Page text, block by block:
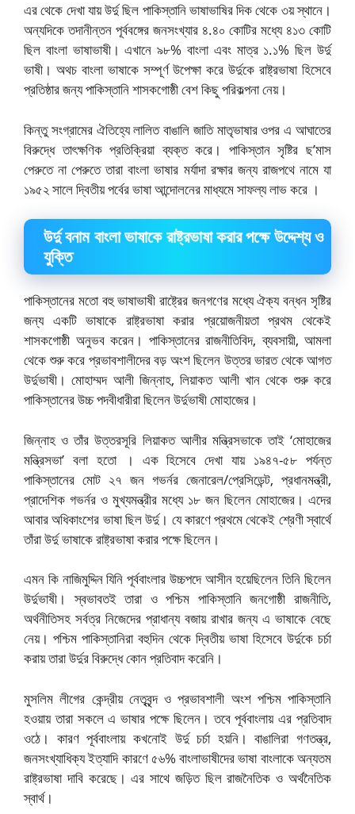
এর থেকে দেখা যায় উর্দু ছিল পাকিস্তানি ভাষাভাষির দিক থেকে ৩য় স্থানে।
অন্যদিকে তদানীন্তন পূর্ববঙ্গের জনসংখ্যার ৪.৪০ কোটির মধ্যে ৪১৩ কোটি
ছিল বাংলা ভাষাভাষী। এখানে ৯৮% বাংলা এবং মাত্র ১.১% ছিল উর্দু
ভাষী। অথচ বাংলা ভাষাকে সম্পূর্ণ উপেক্ষা করে উর্দুকে রাষ্ট্রভাষা হিসেবে
প্রতিষ্ঠার জন্য পাকিস্তানি শাসকগোষ্ঠী বেশ কিছু পরিকল্পনা নেয়।
কিন্তু সংগ্রামের ঐতিহ্যে লালিত বাঙালি জাতি মাতৃভাষার ওপর এ আঘাতের
বিরুদ্ধে তাৎক্ষণিক প্রতিক্রিয়া ব্যক্ত করে। পাকিস্তান সৃষ্টির ছ’মাস
পেরুতে না পেরুতে তারা বাংলা ভাষার মর্যাদা রক্ষার জন্য রাজপথে নামে যা
১৯৫২ সালে দ্বিতীয় পর্বের ভাষা আন্দোলনের মাধ্যমে সাফল্য লাভ করে ।
উর্দু বনাম বাংলা ভাষাকে রাষ্ট্রভাষা করার পক্ষে উদ্দেশ্য ও
যুক্তি
পাকিস্তানের মতো বহু ভাষাভাষী রাষ্ট্রের জনগণের মধ্যে ঐক্য বন্ধন সৃষ্টির
জন্য একটি ভাষাকে রাষ্ট্রভাষা করার প্রয়োজনীয়তা প্রথম থেকেই
শাসকগোষ্ঠী অনুভব করেন। পাকিস্তানের রাজনীতিবিদ, ব্যবসায়ী, আমলা
থেকে শুরু করে প্রভাবশালীদের বড় অংশ ছিলেন উত্তর ভারত থেকে আগত
উর্দুভাষী। মোহাম্মদ আলী জিন্নাহ, লিয়াকত আলী খান থেকে শুরু করে
পাকিস্তানের উচ্চ পদবীধারীরা ছিলেন উর্দুভাষী মোহাজের।
জিন্নাহ ও তাঁর উত্তরসূরি লিয়াকত আলীর মন্ত্রিসভাকে তাই ‘মোহাজের
মন্ত্রিসভা’ বলা হতো । এক হিসেবে দেখা যায় ১৯৪৭-৫৮ পর্যন্ত
পাকিস্তানের মোট ২৭ জন গভর্নর জেনারেল/প্রেসিডেন্ট, প্রধানমন্ত্রী,
প্রাদেশিক গভর্নর ও মুখ্যমন্ত্রীর মধ্যে ১৮ জন ছিলেন মোহাজের। এদের
আবার অধিকাংশের ভাষা ছিল উর্দু। যে কারণে প্রথমে থেকেই শ্রেণী স্বার্থে
তাঁরা উর্দু ভাষাকে রাষ্ট্রভাষা করার পক্ষে ছিলেন।
এমন কি নাজিমুদ্দিন যিনি পূর্ববাংলার উচ্চপদে আসীন হয়েছিলেন তিনি ছিলেন
উর্দুভাষী। স্বভাবতই তারা ও পশ্চিম পাকিস্তানি জনগোষ্ঠী রাজনীতি,
অর্থনীতিসহ সর্বত্র নিজেদের প্রাধান্য বজায় রাখার জন্য এ ভাষাকে বেছে
নেয়। পশ্চিম পাকিস্তানিরা বহুদিন থেকে দ্বিতীয় ভাষা হিসেবে উর্দুকে চর্চা
করায় তারা উর্দুর বিরুদ্ধে কোন প্রতিবাদ করেনি।
মুসলিম লীগের কেন্দ্রীয় নেতৃবৃন্দ ও প্রভাবশালী অংশ পশ্চিম পাকিস্তানি
হওয়ায় তারা সকলে এ ভাষার পক্ষে ছিলেন। তবে পূর্ববাংলায় এর প্রতিবাদ
ওঠে। কারণ পূর্ববাংলায় কখনোই উর্দু চর্চা হয়নি। বাঙালিরা গণতন্ত্র,
জনসংখ্যাধিক্য ইত্যাদি কারণে ৫৬% বাংলাভাষীদের ভাষা বাংলাকে অন্যতম
রাষ্ট্রভাষা দাবি করেছে। এর সাথে জড়িত ছিল রাজনৈতিক ও অর্থনৈতিক
স্বার্থ।